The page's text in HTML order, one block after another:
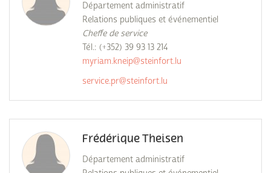
Département administratif
Relations publiques et événementiel
Cheffe de service
Tél.: (+352) 39 93 13 214
myriam.kneip@steinfort.lu
service.pr@steinfort.lu
Frédérique Theisen
Département administratif